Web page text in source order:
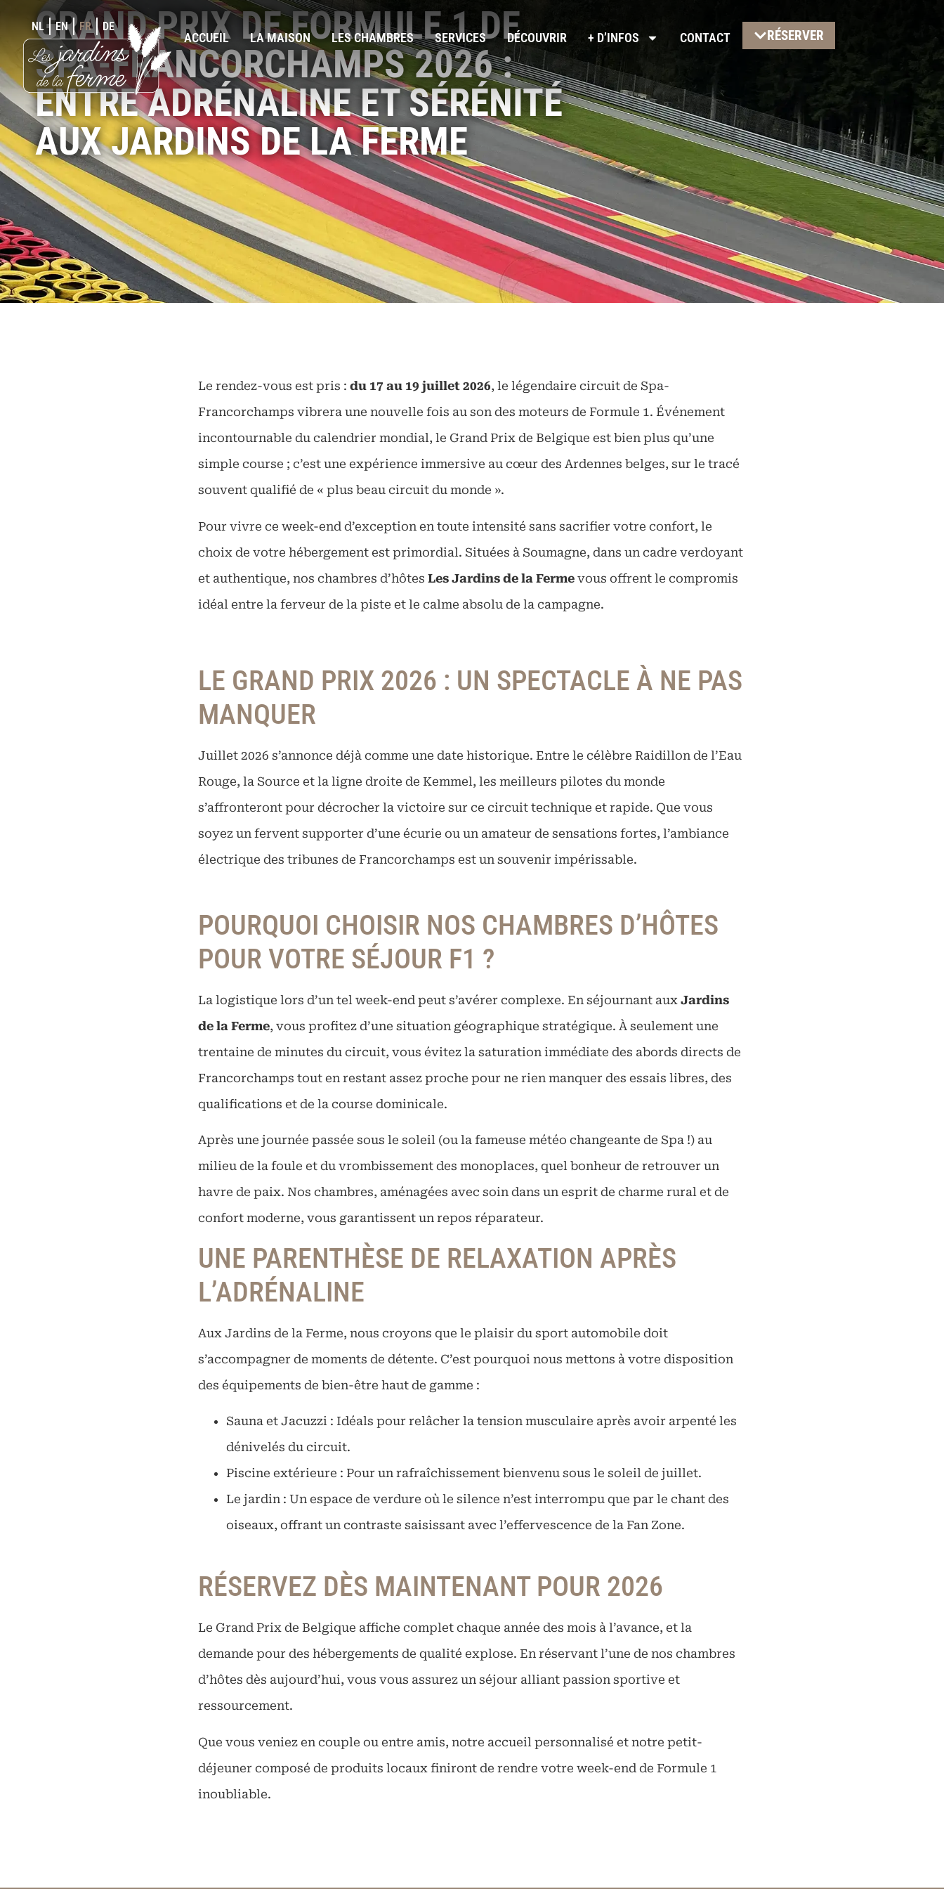
NL EN FR DE
ACCUEIL LA MAISON LES CHAMBRES SERVICES DÉCOUVRIR + D’INFOS CONTACT RÉSERVER
GRAND PRIX DE FORMULE 1 DE
SPA-FRANCORCHAMPS 2026 :
ENTRE ADRÉNALINE ET SÉRÉNITÉ
AUX JARDINS DE LA FERME
Le rendez-vous est pris : du 17 au 19 juillet 2026, le légendaire circuit de Spa-
Francorchamps vibrera une nouvelle fois au son des moteurs de Formule 1. Événement
incontournable du calendrier mondial, le Grand Prix de Belgique est bien plus qu’une
simple course ; c’est une expérience immersive au cœur des Ardennes belges, sur le tracé
souvent qualifié de « plus beau circuit du monde ».
Pour vivre ce week-end d’exception en toute intensité sans sacrifier votre confort, le
choix de votre hébergement est primordial. Situées à Soumagne, dans un cadre verdoyant
et authentique, nos chambres d’hôtes Les Jardins de la Ferme vous offrent le compromis
idéal entre la ferveur de la piste et le calme absolu de la campagne.
LE GRAND PRIX 2026 : UN SPECTACLE À NE PAS
MANQUER
Juillet 2026 s’annonce déjà comme une date historique. Entre le célèbre Raidillon de l’Eau
Rouge, la Source et la ligne droite de Kemmel, les meilleurs pilotes du monde
s’affronteront pour décrocher la victoire sur ce circuit technique et rapide. Que vous
soyez un fervent supporter d’une écurie ou un amateur de sensations fortes, l’ambiance
électrique des tribunes de Francorchamps est un souvenir impérissable.
POURQUOI CHOISIR NOS CHAMBRES D’HÔTES
POUR VOTRE SÉJOUR F1 ?
La logistique lors d’un tel week-end peut s’avérer complexe. En séjournant aux Jardins
de la Ferme, vous profitez d’une situation géographique stratégique. À seulement une
trentaine de minutes du circuit, vous évitez la saturation immédiate des abords directs de
Francorchamps tout en restant assez proche pour ne rien manquer des essais libres, des
qualifications et de la course dominicale.
Après une journée passée sous le soleil (ou la fameuse météo changeante de Spa !) au
milieu de la foule et du vrombissement des monoplaces, quel bonheur de retrouver un
havre de paix. Nos chambres, aménagées avec soin dans un esprit de charme rural et de
confort moderne, vous garantissent un repos réparateur.
UNE PARENTHÈSE DE RELAXATION APRÈS
L’ADRÉNALINE
Aux Jardins de la Ferme, nous croyons que le plaisir du sport automobile doit
s’accompagner de moments de détente. C’est pourquoi nous mettons à votre disposition
des équipements de bien-être haut de gamme :
Sauna et Jacuzzi : Idéals pour relâcher la tension musculaire après avoir arpenté les
dénivelés du circuit.
Piscine extérieure : Pour un rafraîchissement bienvenu sous le soleil de juillet.
Le jardin : Un espace de verdure où le silence n’est interrompu que par le chant des
oiseaux, offrant un contraste saisissant avec l’effervescence de la Fan Zone.
RÉSERVEZ DÈS MAINTENANT POUR 2026
Le Grand Prix de Belgique affiche complet chaque année des mois à l’avance, et la
demande pour des hébergements de qualité explose. En réservant l’une de nos chambres
d’hôtes dès aujourd’hui, vous vous assurez un séjour alliant passion sportive et
ressourcement.
Que vous veniez en couple ou entre amis, notre accueil personnalisé et notre petit-
déjeuner composé de produits locaux finiront de rendre votre week-end de Formule 1
inoubliable.